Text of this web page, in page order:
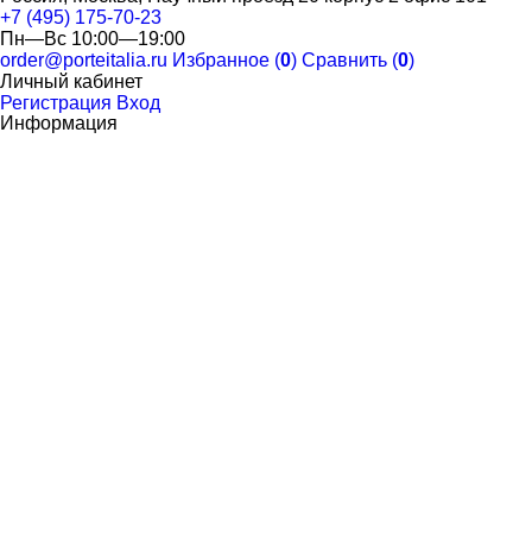
+7 (495) 175-70-23
Пн—Вс 10:00—19:00
order@porteitalia.ru Избранное (0) Сравнить (0)
Личный кабинет
Регистрация Вход
Информация